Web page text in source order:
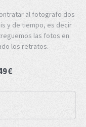
al fotografo dos
y de tiempo, es decir
las fotos en
los retratos.